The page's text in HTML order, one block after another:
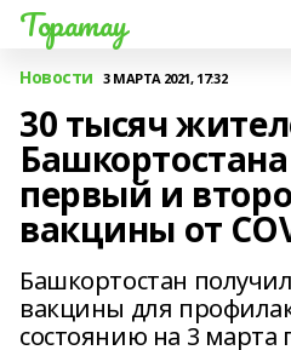
Торатау
Новости 3 МАРТА 2021, 17:32
30 тысяч
первый и
вакцины от
Башкортостан
вакцины для
состоянию на 3